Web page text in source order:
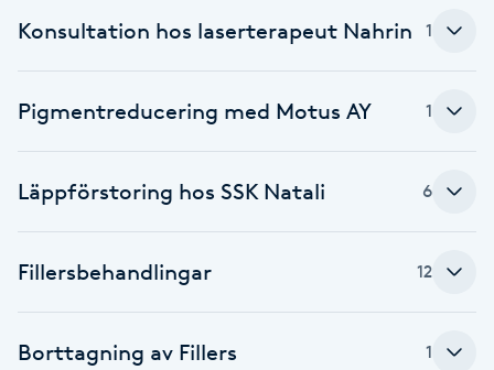
Fet hårbotten
Fibromassage
Fotmassage
Konsultation hos laserterapeut Nahrin 1
Pigmentreducering med Motus AY 1
Läppförstoring hos SSK Natali 6
Fillersbehandlingar 12
Borttagning av Fillers 1